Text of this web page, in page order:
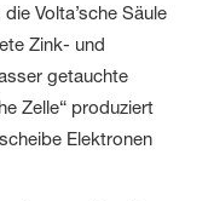
Volta’sche Säule
Zink- und
getauchte
Zelle“ produziert
Elektronen